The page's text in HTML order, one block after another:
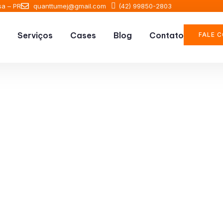
– PR quanttumej@gmail.com (42) 99850-2803
Serviços Cases Blog Contato FALE